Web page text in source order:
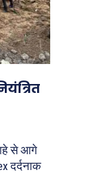
से आगे
दर्दनाक